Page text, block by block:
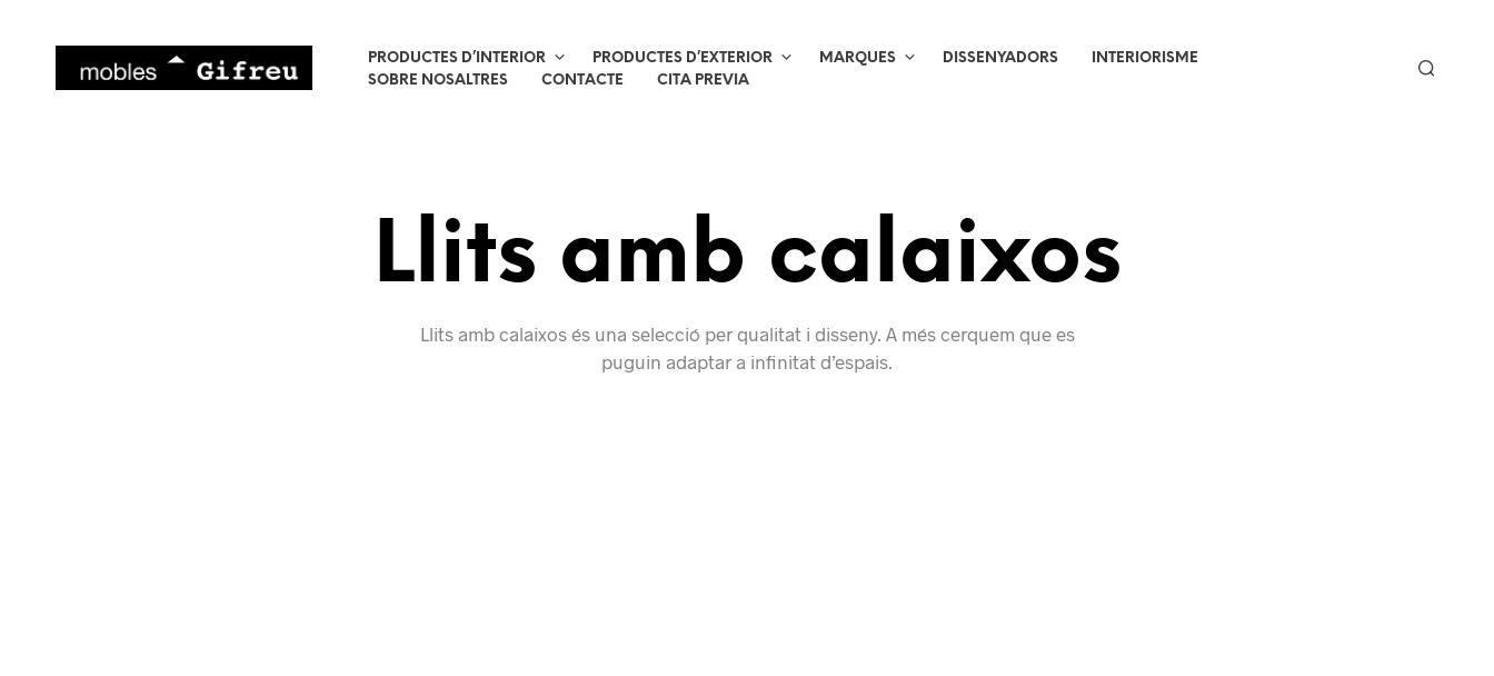
PRODUCTES D’INTERIOR PRODUCTES D’EXTERIOR MARQUES DISSENYADORS
INTERIORISME
SOBRE NOSALTRES
CONTACTE CITA PREVIA
Llits amb calaixos
Llits amb calaixos és una selecció per qualitat i disseny. A més cerquem que es
puguin adaptar a infinitat d’espais.